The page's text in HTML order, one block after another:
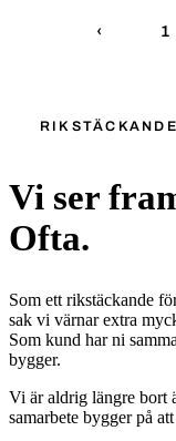
‹ 1
Vi ser
Ofta.
Som ett rikstäckande
sak vi värnar extra
Som kund har ni
bygger.
Vi är aldrig längre bort
samarbete bygger på